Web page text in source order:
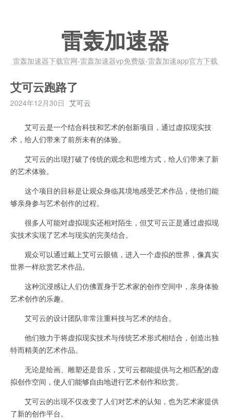
雷轰加速器
雷轰加速器下载官网-雷轰加速器vp免费版-雷轰加速app官方下载
艾可云跑路了
2024年12月30日 艾可云
艾可云是一个结合科技和艺术的创新项目，通过虚拟现实技
术，给人们带来了前所未有的体验。
艾可云的出现打破了传统的观念和思维方式，给人们带来了新
的艺术体验。
这个项目的目标是让观众身临其境地感受艺术作品，使他们能
够亲身参与艺术创作的过程。
很多人可能对虚拟现实还相对陌生，但艾可云正是通过虚拟现
实技术实现了艺术与现实的完美结合。
观众可以通过戴上艾可云眼镜，进入一个虚拟的世界，像真实
世界一样欣赏艺术作品。
这种沉浸感让人们仿佛置身于艺术家的创作空间中，亲身体验
艺术创作的乐趣。
艾可云的设计团队非常注重科技与艺术的结合。
他们致力于将虚拟现实技术与传统艺术形式相结合，创造出独
特而精美的艺术作品。
无论是绘画、雕塑还是音乐，艾可云都能提供与之相匹配的虚
拟创作空间，使人们能够自由地进行艺术创作和欣赏。
艾可云的出现不仅改变了人们对艺术的认知，也为艺术家提供
了新的创作平台。